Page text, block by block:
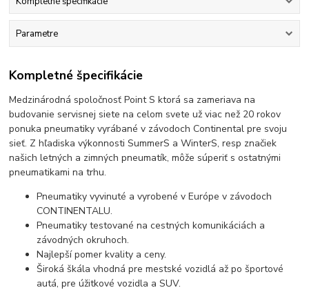
Parametre
Kompletné špecifikácie
Medzinárodná spoločnosť Point S ktorá sa zameriava na
budovanie servisnej siete na celom svete už viac než 20 rokov
ponuka pneumatiky vyrábané v závodoch Continental pre svoju
sieť. Z hľadiska výkonnosti SummerS a WinterS, resp značiek
našich letných a zimných pneumatík, môže súperiť s ostatnými
pneumatikami na trhu.
Pneumatiky vyvinuté a vyrobené v Európe v závodoch
CONTINENTALU.
Pneumatiky testované na cestných komunikáciách a
závodných okruhoch.
Najlepší pomer kvality a ceny.
Široká škála vhodná pre mestské vozidlá až po športové
autá, pre úžitkové vozidla a SUV.